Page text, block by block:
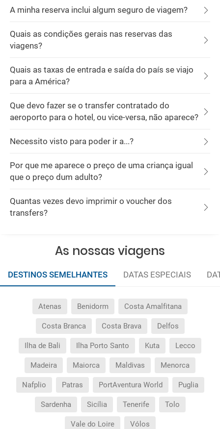
A minha reserva inclui algum seguro de viagem?
Quais as condições gerais nas reservas das
viagens?
Quais as taxas de entrada e saída do país se viajo
para a América?
Que devo fazer se o transfer contratado do
aeroporto para o hotel, ou vice-versa, não aparece?
Necessito visto para poder ir a...?
Por que me aparece o preço de uma criança igual
que o preço dum adulto?
Quantas vezes devo imprimir o voucher dos
transfers?
As nossas viagens
DESTINOS SEMELHANTES DATAS ESPECIAIS
Atenas Benidorm Costa Amalfitana
Costa Branca Costa Brava Delfos
Ilha de Bali Ilha Porto Santo Kuta Lecco
Madeira Maiorca Maldivas Menorca
Nafplio Patras PortAventura World Puglia
Sardenha Sicília Tenerife Tolo
Vale do Loire Vólos